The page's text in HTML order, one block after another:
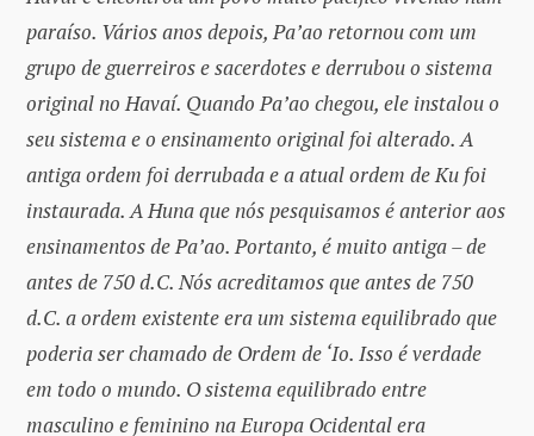
paraíso. Vários anos depois, Pa’ao retornou com um
grupo de guerreiros e sacerdotes e derrubou o sistema
original no Havaí. Quando Pa’ao chegou, ele instalou o
seu sistema e o ensinamento original foi alterado. A
antiga ordem foi derrubada e a atual ordem de Ku foi
instaurada. A Huna que nós pesquisamos é anterior aos
ensinamentos de Pa’ao. Portanto, é muito antiga – de
antes de 750 d.C. Nós acreditamos que antes de 750
d.C. a ordem existente era um sistema equilibrado que
poderia ser chamado de Ordem de ‘Io. Isso é verdade
em todo o mundo. O sistema equilibrado entre
masculino e feminino na Europa Ocidental era